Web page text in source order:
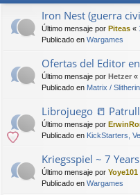
Iron Nest (guerra
Último mensaje por Piteas «
Publicado en Wargames
Ofertas del Editor
Último mensaje por Hetzer «
Publicado en Matrix /
Librojuego 📒
Último mensaje por
Publicado en KickStarters,
Kriegsspiel ~ 7
Último mensaje por Yoye101
Publicado en Wargames